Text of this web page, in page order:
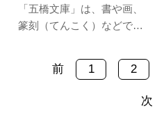
「五橋文庫」は、書や画、
篆刻（てんこく）などで秀
小林雲道人（こばやし・う
んどうにん）の作品などを
前 1 2
次